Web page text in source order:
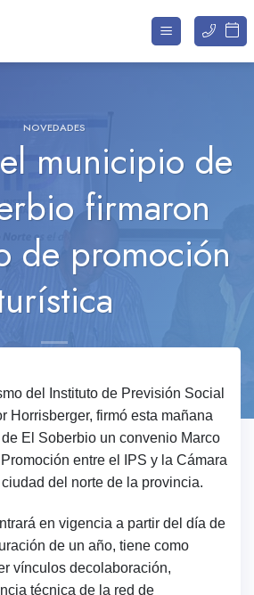
NOVEDADES
municipio de
firmaron
de promoción
del Instituto de Previsión Social
Horrisberger, firmó esta mañana
El Soberbio un convenio Marco
entre el IPS y la Cámara
del norte de la provincia.
en vigencia a partir del día de
de un año, tiene como
vínculos decolaboración,
técnica de la red de